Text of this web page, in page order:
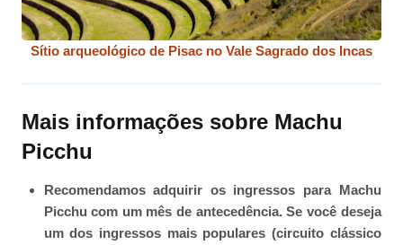
Sítio arqueológico de Pisac no Vale Sagrado dos Incas
Mais informações sobre Machu
Picchu
Recomendamos adquirir os ingressos para Machu
Picchu com um mês de antecedência. Se você deseja
um dos ingressos mais populares (circuito clássico